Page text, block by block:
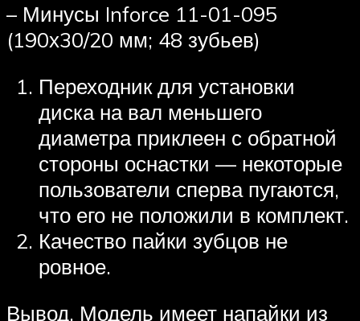
– Минусы Inforce 11-01-095
(190х30/20 мм; 48 зубьев)
Переходник для установки
диска на вал меньшего
диаметра приклеен с обратной
стороны оснастки — некоторые
пользователи сперва пугаются,
что его не положили в комплект.
Качество пайки зубцов не
ровное.
Вывод. Модель имеет напайки из